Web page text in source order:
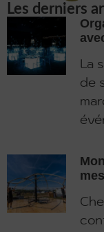
Les derniers
La
de